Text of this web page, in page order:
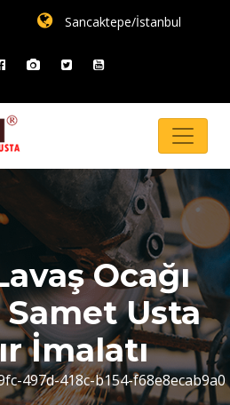
Sancaktepe/İstanbul
Ocağı
Samet Usta
İmalatı
497d-418c-b154-f68e8ecab9a0